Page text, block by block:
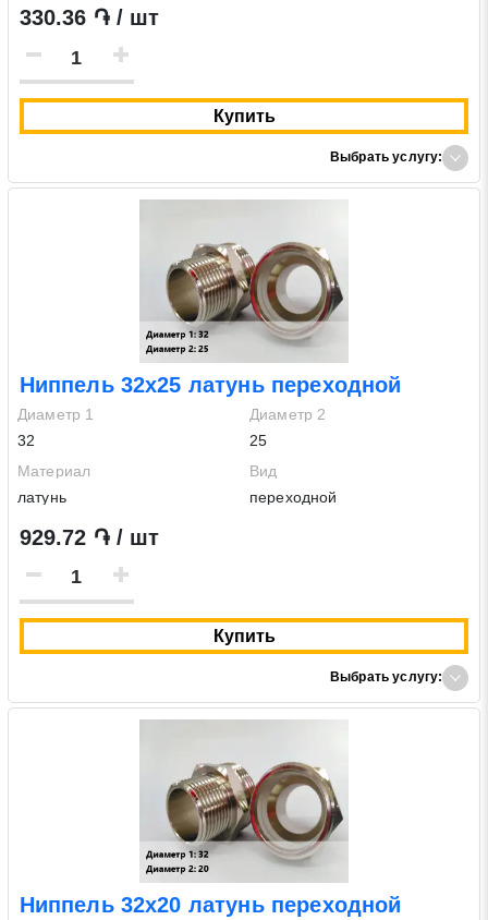
330.36 ֏ / шт
Купить
Выбрать услугу:
Ниппель 32х25 латунь переходной
Диаметр 1
32
Диаметр 2
25
Материал
латунь
Вид
переходной
929.72 ֏ / шт
Купить
Выбрать услугу:
Ниппель 32х20 латунь переходной